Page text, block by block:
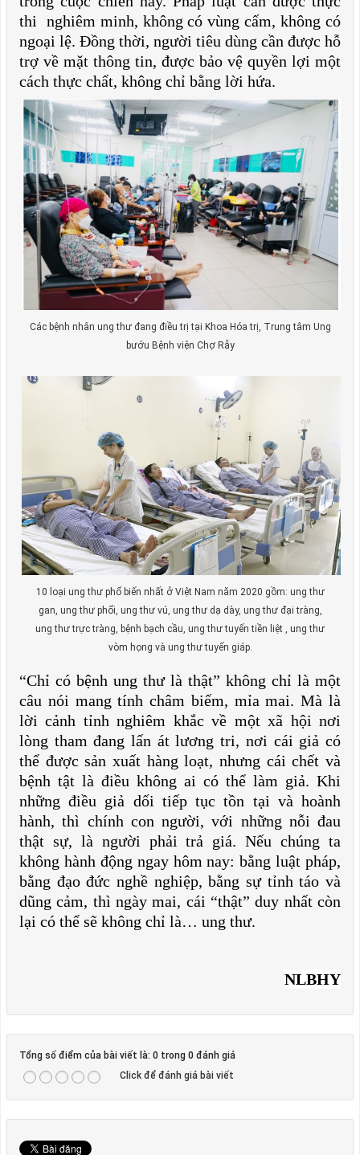
thi nghiêm minh, không có vùng cấm, không có
ngoại lệ. Đồng thời, người tiêu dùng cần được hỗ
trợ về mặt thông tin, được bảo vệ quyền lợi một
cách thực chất, không chỉ bằng lời hứa.
Các bệnh nhân ung thư đang điều trị tại Khoa Hóa trị, Trung tâm Ung
bướu Bệnh viện Chợ Rẫy
10 loại ung thư phổ biến nhất ở Việt Nam năm 2020 gồm: ung thư
gan, ung thư phổi, ung thư vú, ung thư dạ dày, ung thư đại tràng,
ung thư trực tràng, bệnh bạch cầu, ung thư tuyến tiền liệt , ung thư
vòm họng và ung thư tuyến giáp.
“Chỉ có bệnh ung thư là thật” không chỉ là một
câu nói mang tính châm biếm, mỉa mai. Mà là
lời cảnh tỉnh nghiêm khắc về một xã hội nơi
lòng tham đang lấn át lương tri, nơi cái giả có
thể được sản xuất hàng loạt, nhưng cái chết và
bệnh tật là điều không ai có thể làm giả. Khi
những điều giả dối tiếp tục tồn tại và hoành
hành, thì chính con người, với những nỗi đau
thật sự, là người phải trả giá. Nếu chúng ta
không hành động ngay hôm nay: bằng luật pháp,
bằng đạo đức nghề nghiệp, bằng sự tỉnh táo và
dũng cảm, thì ngày mai, cái “thật” duy nhất còn
lại có thể sẽ không chỉ là… ung thư.
NLBHY
Tổng số điểm của bài viết là: 0 trong 0 đánh giá
Click để đánh giá bài viết